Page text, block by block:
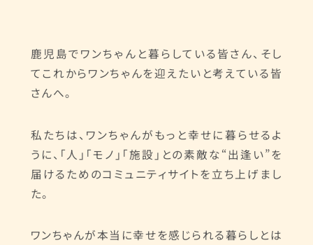
鹿児島でワンちゃんと暮らしている皆さん、そし
てこれからワンちゃんを迎えたいと考えている皆
さんへ。
私たちは、ワンちゃんがもっと幸せに暮らせるよ
うに、「人」「モノ」「施設」との素敵な“出逢い”を
届けるためのコミュニティサイトを立ち上げまし
た。
ワンちゃんが本当に幸せを感じられる暮らしとは